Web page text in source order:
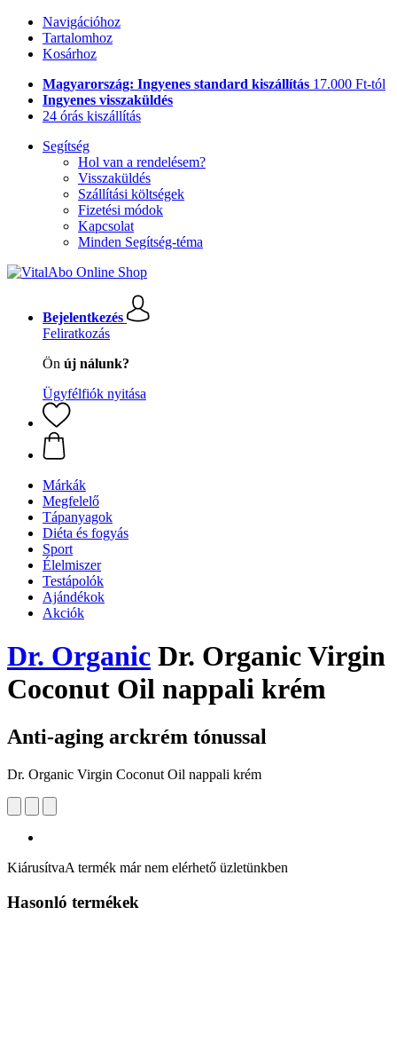
Navigációhoz
Tartalomhoz
Kosárhoz
Magyarország: Ingyenes standard kiszállítás 17.000 Ft-tól
Ingyenes visszaküldés
24 órás kiszállítás
Segítség
Hol van a rendelésem?
Visszaküldés
Szállítási költségek
Fizetési módok
Kapcsolat
Minden Segítség-téma
Bejelentkezés
Feliratkozás
Ön új nálunk?
Ügyfélfiók nyitása
Márkák
Megfelelő
Tápanyagok
Diéta és fogyás
Sport
Élelmiszer
Testápolók
Ajándékok
Akciók
Dr. Organic Dr. Organic Virgin
Coconut Oil nappali krém
Anti-aging arckrém tónussal
Dr. Organic Virgin Coconut Oil nappali krém
KiárusítvaA termék már nem elérhető üzletünkben
Hasonló termékek